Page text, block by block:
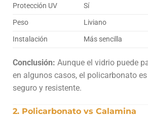
Protección UV
Sí
Peso
Liviano
Instalación
Más sencilla
Conclusión: Aunque el vidrio puede
en algunos casos, el policarbonato
seguro y resistente.
2. Policarbonato vs Calamina